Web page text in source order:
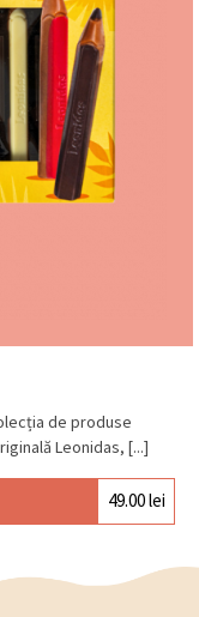
de produse
Leonidas, [...]
49.00lei